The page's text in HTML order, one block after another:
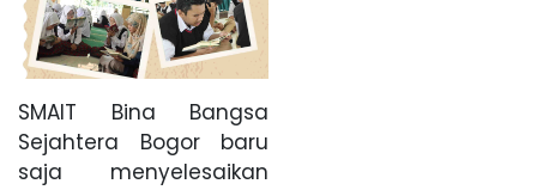
SMAIT Bina Bangsa
Sejahtera Bogor baru
saja menyelesaikan